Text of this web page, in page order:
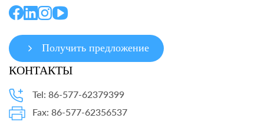
Получить предложение
КОНТАКТЫ
Tel: 86-577-62379399
Fax: 86-577-62356537